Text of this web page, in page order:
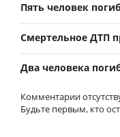
Пять человек
Смертельное ДТП
Два человека
Комментарии
Будьте первым, кто